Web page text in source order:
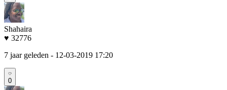
Shahaira
♥ 32776
7 jaar geleden - 12-03-2019 17:20
0